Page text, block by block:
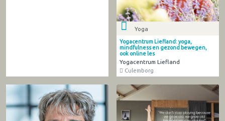
Yoga
Yogacentrum Liefland: yoga,
mindfulness en gezond bewegen,
ook online les
Yogacentrum Liefland
Culemborg